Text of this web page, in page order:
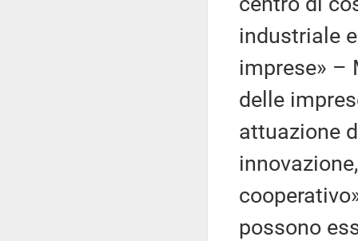
industriale
imprese» –
delle
attuazione
possono